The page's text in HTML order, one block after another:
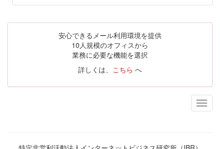
安心できるメール利用環境を提供
10人規模のオフィスから
業務に必要な機能を選択
詳しくは、 こちら へ